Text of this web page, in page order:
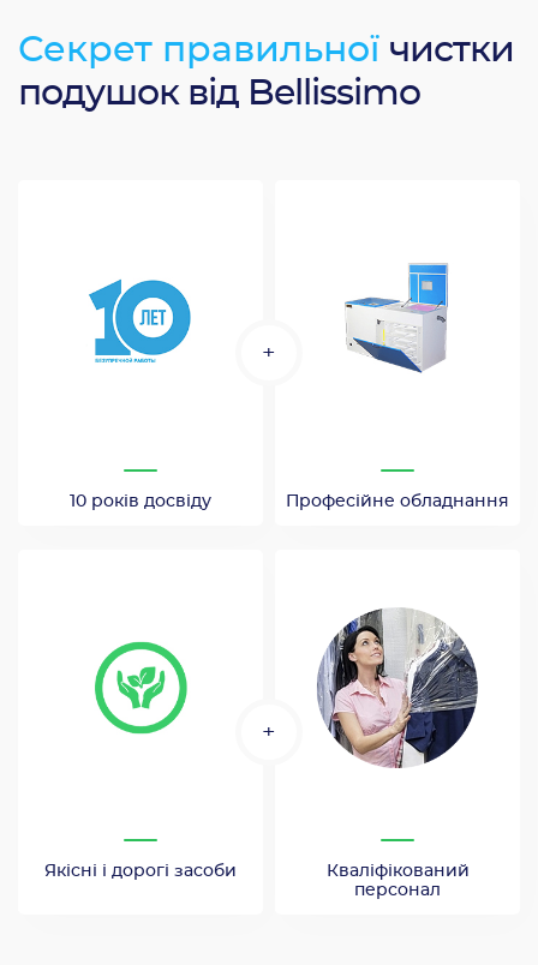
Секрет правильної чистки
подушок від Bellissimo
10 років досвіду
+
Професійне обладнання
Якісні і дорогі засоби
+
Кваліфікований
персонал